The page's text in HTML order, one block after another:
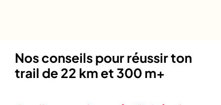
Nos conseils pour réussir ton
trail de 22 km et 300 m+